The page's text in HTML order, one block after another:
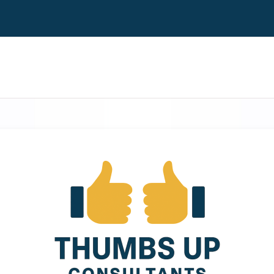
ENTRAR A
PARA EL USO Y TRATAMIENTO DE DATOS PERSONALES
leído y acepto las condiciones siguientes: Que mediante la
otorgo mi consentimiento libre, previo, informado, expreso e
y datos sensibles o no, puedan ser tratados por THUMBS UP
de conformidad con los términos y condiciones aquí descritos.
domicilio fiscal en Avenida Mariátegui 1605-A, Jesús María, Lima Perú,
y seguridad de los datos personales que yo le proporcione o
almacenados y gestionados en el Banco de Datos Personales
garantiza que los datos personales serán tratados de
de seguridad dispuestas en la Ley N° 29733, Ley de